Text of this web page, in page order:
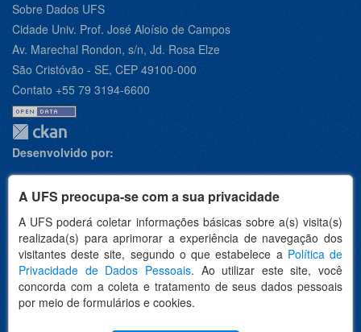
A UFS preocupa-se com a sua privacidade
A UFS poderá coletar informações básicas sobre a(s) visita(s)
realizada(s) para aprimorar a experiência de navegação dos
visitantes deste site, segundo o que estabelece a Política de
Privacidade de Dados Pessoais. Ao utilizar este site, você
concorda com a coleta e tratamento de seus dados pessoais
por meio de formulários e cookies.
Sobre Dados UFS
Cidade Univ. Prof. José Aloísio de Campos
Av. Marechal Rondon, s/n, Jd. Rosa Elze
São Cristóvão - SE, CEP 49100-000
Contato +55 79 3194-6600
Desenvolvido por:
Apoio: